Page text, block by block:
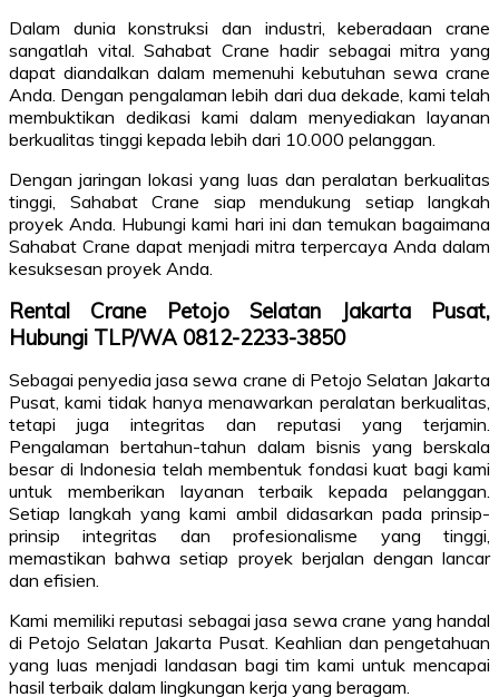
Dalam dunia konstruksi dan industri, keberadaan crane
sangatlah vital. Sahabat Crane hadir sebagai mitra yang
dapat diandalkan dalam memenuhi kebutuhan sewa crane
Anda. Dengan pengalaman lebih dari dua dekade, kami telah
membuktikan dedikasi kami dalam menyediakan layanan
berkualitas tinggi kepada lebih dari 10.000 pelanggan.
Dengan jaringan lokasi yang luas dan peralatan berkualitas
tinggi, Sahabat Crane siap mendukung setiap langkah
proyek Anda. Hubungi kami hari ini dan temukan bagaimana
Sahabat Crane dapat menjadi mitra terpercaya Anda dalam
kesuksesan proyek Anda.
Rental Crane Petojo Selatan Jakarta Pusat,
Hubungi TLP/WA 0812-2233-3850
Sebagai penyedia jasa sewa crane di Petojo Selatan Jakarta
Pusat, kami tidak hanya menawarkan peralatan berkualitas,
tetapi juga integritas dan reputasi yang terjamin.
Pengalaman bertahun-tahun dalam bisnis yang berskala
besar di Indonesia telah membentuk fondasi kuat bagi kami
untuk memberikan layanan terbaik kepada pelanggan.
Setiap langkah yang kami ambil didasarkan pada prinsip-
prinsip integritas dan profesionalisme yang tinggi,
memastikan bahwa setiap proyek berjalan dengan lancar
dan efisien.
Kami memiliki reputasi sebagai jasa sewa crane yang handal
di Petojo Selatan Jakarta Pusat. Keahlian dan pengetahuan
yang luas menjadi landasan bagi tim kami untuk mencapai
hasil terbaik dalam lingkungan kerja yang beragam.